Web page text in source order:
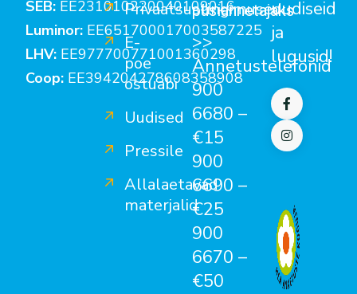
SEB: EE231010220040109016
Luminor: EE651700017003587225
LHV: EE977700771001360298
Coop: EE394204278608358908
Privaatsustingimused
E-
poe
ostuabi
Uudised
Pressile
Allalaetavad
materjalid
püsiannetajaks
>>
Annetustelefonid
900
6680 –
€15
900
6690 –
€25
900
6670 –
€50
uudiseid
ja
lugusid!